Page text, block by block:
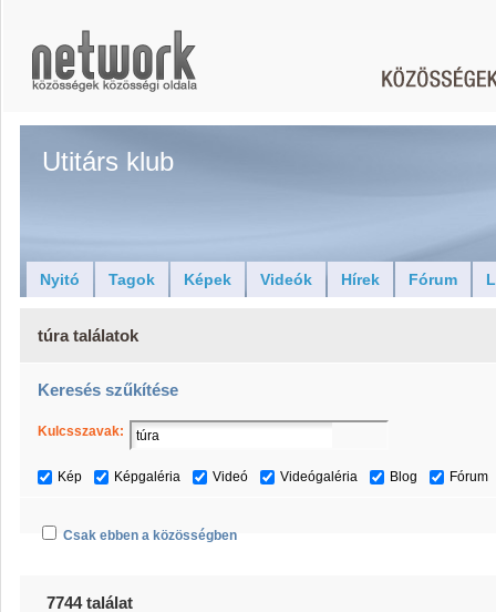
Utitárs klub
Nyitó Tagok Képek Videók Hírek Fórum
túra találatok
Keresés szűkítése
Kulcsszavak:
Kép Képgaléria Videó Videógaléria Blog Fórum
Csak ebben a közösségben
7744 találat